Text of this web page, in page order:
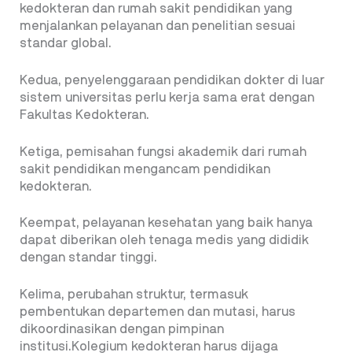
kedokteran dan rumah sakit pendidikan yang
menjalankan pelayanan dan penelitian sesuai
standar global.
Kedua, penyelenggaraan pendidikan dokter di luar
sistem universitas perlu kerja sama erat dengan
Fakultas Kedokteran.
Ketiga, pemisahan fungsi akademik dari rumah
sakit pendidikan mengancam pendidikan
kedokteran.
Keempat, pelayanan kesehatan yang baik hanya
dapat diberikan oleh tenaga medis yang dididik
dengan standar tinggi.
Kelima, perubahan struktur, termasuk
pembentukan departemen dan mutasi, harus
dikoordinasikan dengan pimpinan
institusi.Kolegium kedokteran harus dijaga